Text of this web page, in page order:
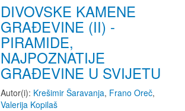
DIVOVSKE KAMENE
GRAĐEVINE (II) -
PIRAMIDE,
NAJPOZNATIJE
GRAĐEVINE U SVIJETU
Autor(i): Krešimir Šaravanja, Frano Oreč,
Valerija Kopilaš